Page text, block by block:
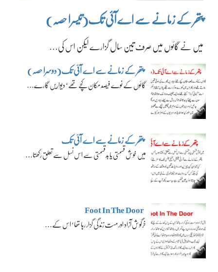
پتھر کے زمانے سے اے آئی تک(تیسرا حصہ)
میں نے گائوں میں صرف تین سال گزارے لیکن اس کی…
پتھر کے زمانے سے اے آئی تک(دوسرا حصہ)
گائوں کے نوے فیصد مکان کچے تھے‘ دیواریں گارے…
پتھر کے زمانے سے اے آئی تک
میں خوش قسمتی یا بدقسمتی سے اس نسل سے تعلق رکھتا…
Foot In The Door
خرگوش آزاد اور مست زندگی گزار رہا تھا‘ اس کے…